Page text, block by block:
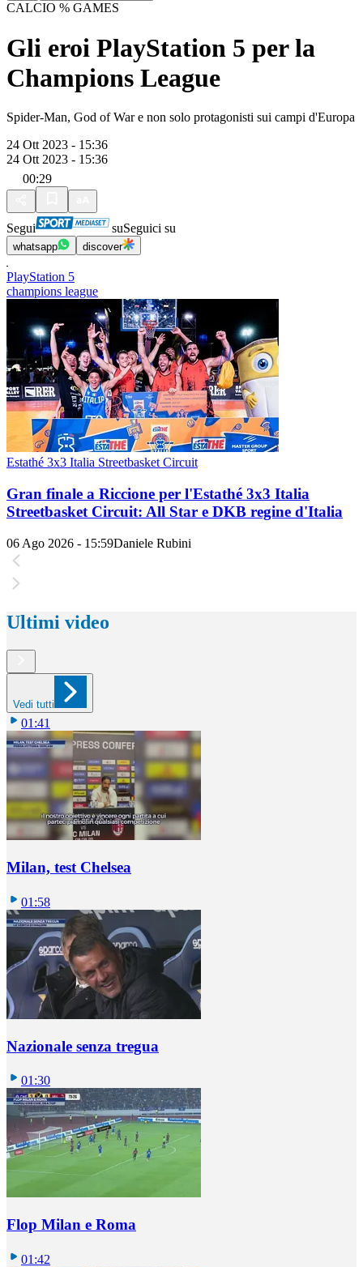
CALCIO % GAMES
Gli eroi PlayStation 5 per la
Champions League
Spider-Man, God of War e non solo protagonisti sui campi d'Europa
24 Ott 2023 - 15:36
24 Ott 2023 - 15:36
00:29
Segui suSeguici su
whatsapp discover
PlayStation 5
champions league
Estathé 3x3 Italia Streetbasket Circuit
Gran finale a Riccione per l'Estathé 3x3 Italia
Streetbasket Circuit: All Star e DKB regine d'Italia
06 Ago 2026 - 15:59Daniele Rubini
Ultimi video
Vedi tutti
01:41
Milan, test Chelsea
01:58
Nazionale senza tregua
01:30
Flop Milan e Roma
01:42